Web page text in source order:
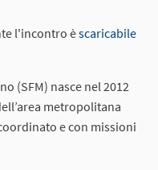
l'incontro èscaricabile
(SFM) nasce nel 2012
metropolitana
e con missioni